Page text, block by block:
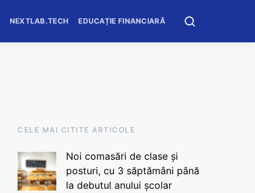
NEXTLAB.TECH EDUCAȚIE FINANCIARĂ
CELE MAI CITITE ARTICOLE
Noi comasări de clase și
posturi, cu 3 săptămâni până
la debutul anului școlar